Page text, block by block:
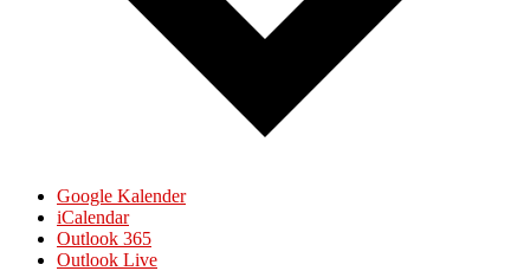
Google Kalender
iCalendar
Outlook 365
Outlook Live